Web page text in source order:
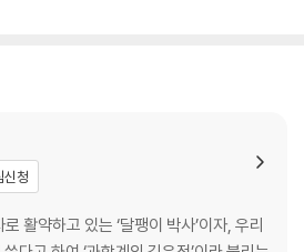
신청
활약하고 있는 ‘달팽이 박사’이자, 우리